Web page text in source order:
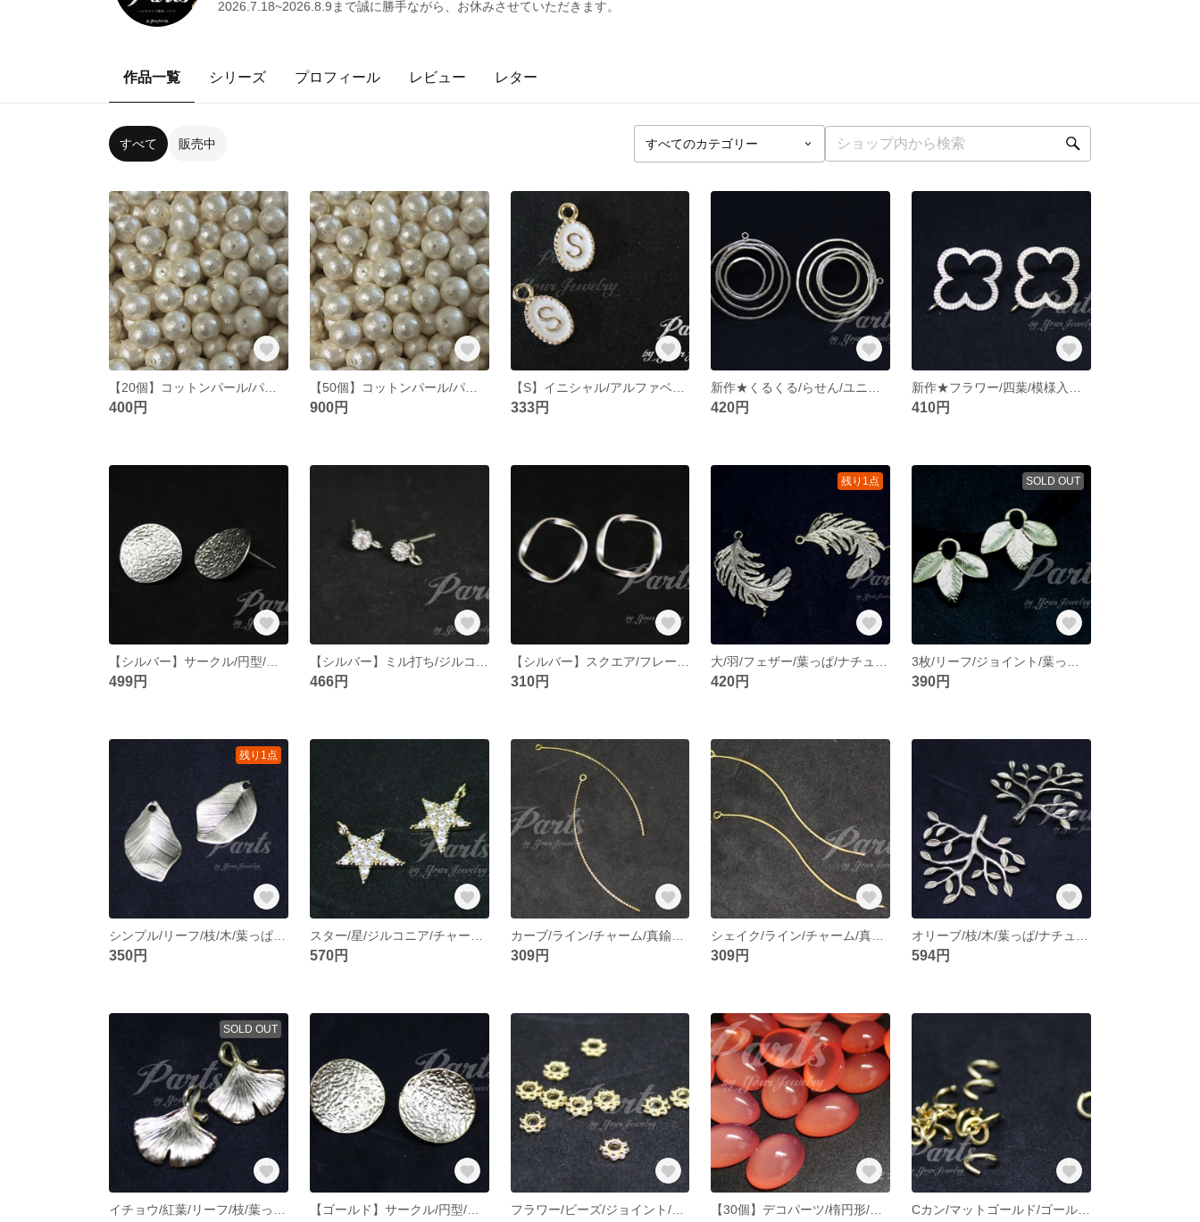
2026.7.18~2026.8.9まで誠に勝手ながら、お休みさせていただきます。
作品一覧 シリーズ プロフィール レビュー レター
すべて 販売中
400円
【50個】コットンパール/パール/両穴/日本製/ビーズ/アクセサリー/DIY/パーツ
900円
【S】イニシャル/アルファベット/ペンダント/チャーム/マルカン付き/真鍮パーツ/DIY【2個】
333円 420円 410円
499円 466円 310円
残り1点
420円
SOLD OUT
390円
残り1点
350円 570円 309円 309円 594円
SOLD OUT
【ゴールド】サークル/円型/プレート/ピアスチャーム/丸カン付き/真鍮パーツ/DIY【2個】 フラワー/ビーズ/ジョイント/真鍮パーツ/DIY【30個】